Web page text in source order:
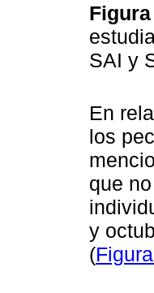
Figura
SAI y
En
los
que
y
(